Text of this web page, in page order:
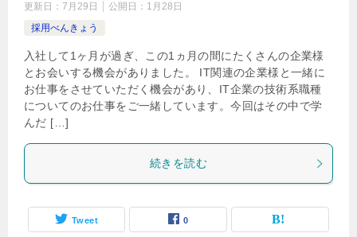
更新日： 7月29日 公開日： 1月28日
採用べんきょう
入社して1ヶ月が過ぎ、この1ヵ月の間にたくさんの企業様
とお会いする機会がありました。 IT関連の企業様と一緒に
お仕事をさせていただく機会があり、IT企業の技術系職種
についてのお仕事をご一緒しています。今回はその中で学
んだ […]
続きを読む
Tweet 0